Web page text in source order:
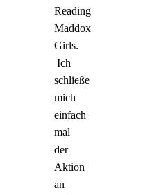
Reading
Maddox
Girls.
Ich
schließe
mich
einfach
mal
der
Aktion
an